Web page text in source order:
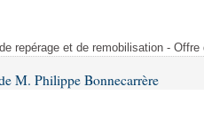
repérage et de remobilisation -
M. Philippe Bonnecarrère